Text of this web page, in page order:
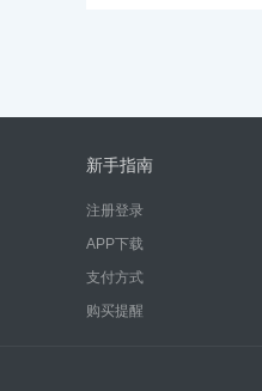
新手指南
注册登录
APP下载
支付方式
购买提醒